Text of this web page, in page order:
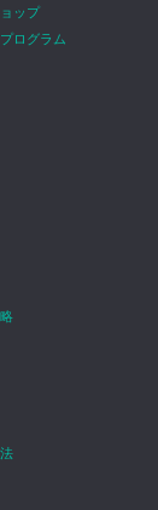
ップ
ログラム